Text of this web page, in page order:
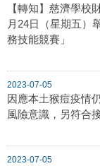
【轉知】慈濟學校
月24日（星期五）
務技能競賽」
2023-07-05
因應本土猴痘疫情
風險意識，另符合
2023-07-05